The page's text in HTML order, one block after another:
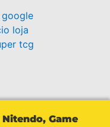
Nitendo, Game